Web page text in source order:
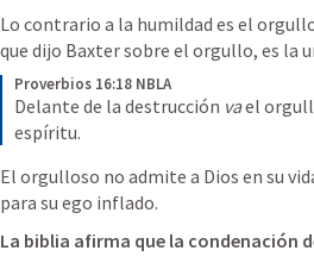
Lo contrario a la humildad es el
Proverbios 16:18 NBLA
Delante de la destrucción va el
espíritu.
El orgulloso no admite a Dios en su
para su ego inflado.
La biblia afirma que la condenación